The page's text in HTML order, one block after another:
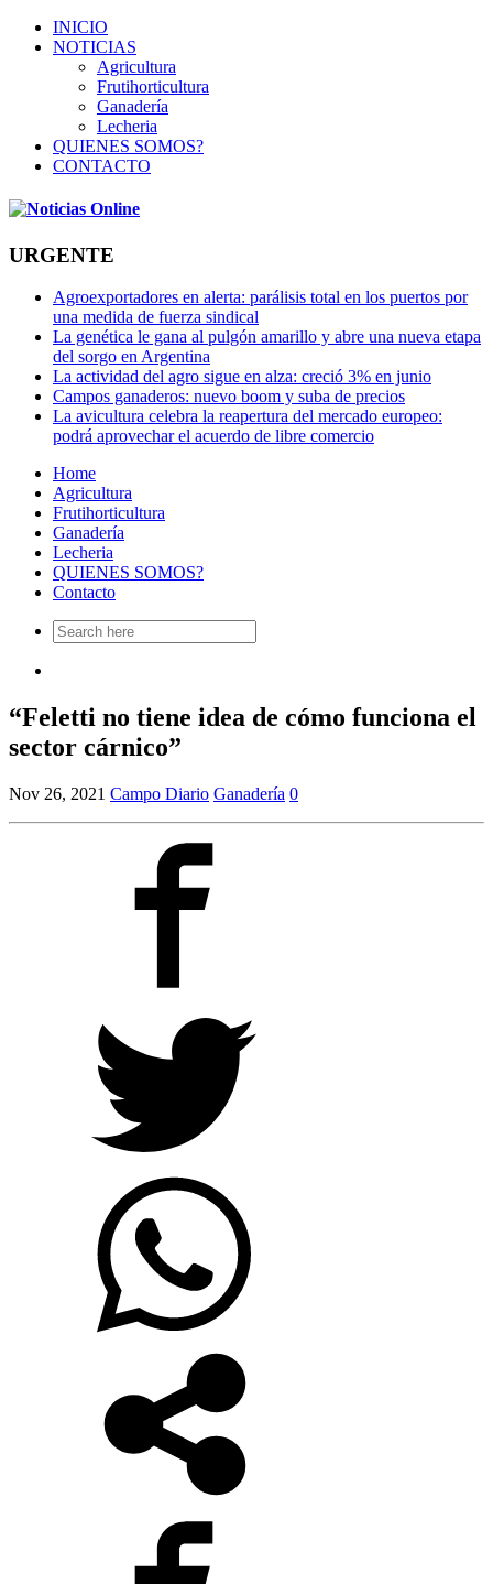
INICIO
NOTICIAS
Agricultura
Frutihorticultura
Ganadería
Lecheria
QUIENES SOMOS?
CONTACTO
URGENTE
Agroexportadores en alerta: parálisis total en los puertos por
una medida de fuerza sindical
La genética le gana al pulgón amarillo y abre una nueva etapa
del sorgo en Argentina
La actividad del agro sigue en alza: creció 3% en junio
Campos ganaderos: nuevo boom y suba de precios
La avicultura celebra la reapertura del mercado europeo:
podrá aprovechar el acuerdo de libre comercio
Home
Agricultura
Frutihorticultura
Ganadería
Lecheria
QUIENES SOMOS?
Contacto
Search
for:
“Feletti no tiene idea de cómo funciona el
sector cárnico”
Nov 26, 2021 Campo Diario Ganadería 0